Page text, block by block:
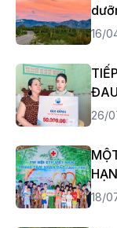
16/
ĐAU
26/
18/